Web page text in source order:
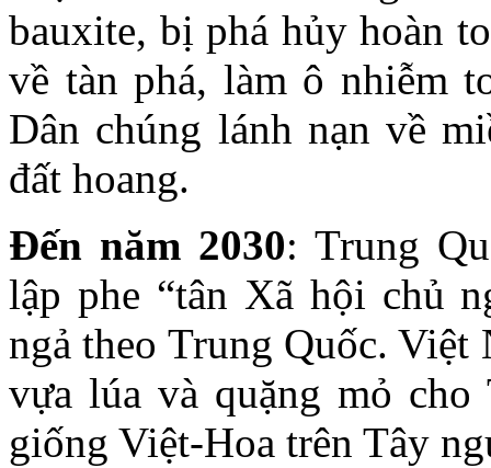
bauxite, bị phá hủy hoàn
về tàn phá, làm ô nhiễm
Dân chúng lánh nạn về
đất hoang.
Đến năm 2030: Trung
lập phe “tân Xã hội chủ
ngả theo Trung Quốc. Việt
vựa lúa và quặng mỏ
giống Việt-Hoa trên Tây